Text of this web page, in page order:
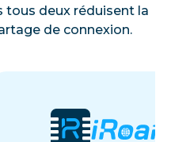
deux réduisent la
de connexion.